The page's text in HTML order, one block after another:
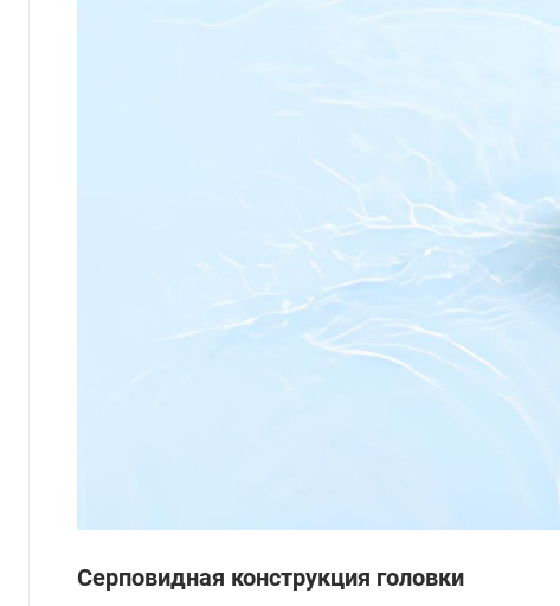
Серповидная конструкция головки